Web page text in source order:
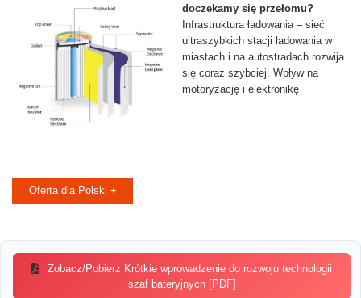
doczekamy się przełomu?
Infrastruktura ładowania – sieć
ultraszybkich stacji ładowania w
miastach i na autostradach rozwija
się coraz szybciej. Wpływ na
motoryzację i elektronikę
Oferta dla Polski +
Zobacz/Pobierz Krótkie wprowadzenie do rozwoju technologii
szaf bateryjnych [PDF]